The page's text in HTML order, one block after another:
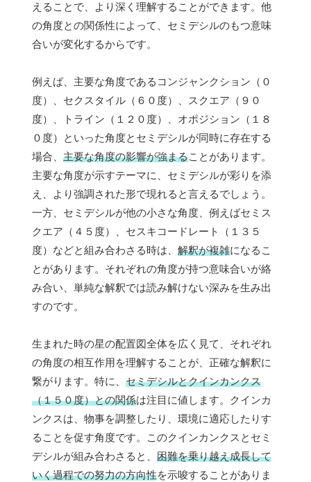
えることで、より深く理解することができます。他
の角度との関係性によって、セミデシルのもつ意味
合いが変化するからです。
例えば、主要な角度であるコンジャンクション（０
度）、セクスタイル（６０度）、スクエア（９０
度）、トライン（１２０度）、オポジション（１８
０度）といった角度とセミデシルが同時に存在する
場合、 主要な角度の影響が強まることがあります。
主要な角度が示すテーマに、セミデシルが彩りを添
え、より強調された形で現れると言えるでしょう。
一方、セミデシルが他の小さな角度、例えばセミス
クエア（４５度）、セスキコードレート（１３５
度）などと組み合わさる時は、 解釈が複雑になるこ
とがあります。それぞれの角度が持つ意味合いが絡
み合い、単純な解釈では読み解けない深みを生み出
すのです。
生まれた時の星の配置図全体を広く見て、それぞれ
の角度の相互作用を理解することが、正確な解釈に
繋がります。特に、 セミデシルとクインカンクス
（１５０度）との関係は注目に値します。クインカ
ンクスは、物事を調整したり、環境に適応したりす
ることを促す角度です。このクインカンクスとセミ
デシルが組み合わさると、 困難を乗り越え成長して
いく過程での努力の方向性を示唆することがありま